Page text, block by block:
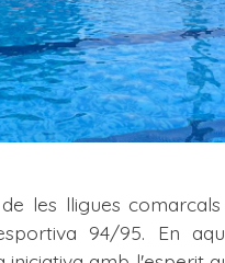
les lligues
94/95. En